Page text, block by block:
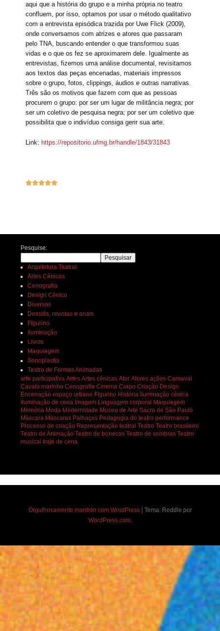
aqui que a história do grupo e a minha própria no teatro
confluem, por isso, optamos por usar o método qualitativo
com a entrevista episódica trazida por Uwe Flick (2009),
onde conversamos com atrizes e atores que passaram
pelo TNA, buscando entender o que transformou suas
vidas e o que os fez se aproximarem dele. Igualmente as
entrevistas, fizemos uma análise documental, revisitamos
aos textos das peças encenadas, materiais impressos
sobre o grupo, fotos, clippings, áudios e outras narrativas.
Três são os motivos que fazem com que as pessoas
procurem o grupo: por ser um lugar de militância negra; por
ser um coletivo de pesquisa negra; por ser um coletivo que
possibilita que o indivíduo consiga gerir sua arte.
Link: https://repositorio.ufmg.br/handle/1843/31843

Pesquise:
Pesquisar
Arquitetura Teatral
Artes Cênicas
Cenografia
Design Cênico
Diversos
Dossiês, revistas e anais
Figurino
Iluminação
Livros
Maquiagem
Sonoplastia
Teatro de Formas Animadas
arte participativa Artes Artes cênicas Ator Atores ações Carnaval
Cavalo marinho Cenografia Cinema Corpo Criação Design
Encenação espaço urbano Figurino História
Iluminação cênica
Iluminação de cena Imagem Linguagem corporal Maquiagem
Memória Moda Modernidade Museu de Arte Sacra de São Paulo
Máscara Máscaras Palhaços Pedagogia do teatro performance
Processo de criação Representação teatral Teatro Teatro brasileiro
Teatro de Animação Teatro de bonecos Teatro de sombras Teatro
musical traje de cena
Orgulhosamente mantido com WordPress
Tema: Reddle por
WordPress.com.